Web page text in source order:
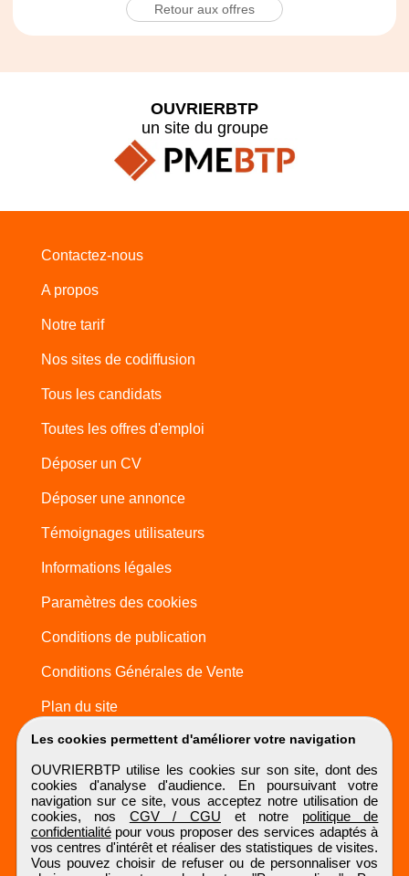
Retour aux offres
Les cookies permettent d'améliorer votre navigation
OUVRIERBTP utilise les cookies sur son site, dont des
cookies d'analyse d'audience. En poursuivant votre
navigation sur ce site, vous acceptez notre utilisation de
cookies, nos CGV / CGU et notre politique de
confidentialitépour vous proposer des services adaptés à
vos centres d'intérêt et réaliser des statistiques de visites.
Vous pouvez choisir de refuser ou de personnaliser vos
OUVRIERBTP
un site du groupe
Contactez-nous
A propos
Notre tarif
Nos sites de codiffusion
Tous les candidats
Toutes les offres d'emploi
Déposer un CV
Déposer une annonce
Témoignages utilisateurs
Informations légales
Paramètres des cookies
Conditions de publication
Conditions Générales de Vente
Plan du site